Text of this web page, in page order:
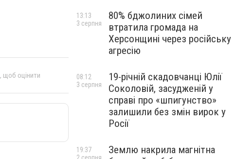
, щоб оцінити
80% бджолиних сімей
втратила громада на
Херсонщині через російську
агресію
13:13
3 серпня
19-річній скадовчанці Юлії
Соколовій, засудженій у
справі про «шпигунство»
залишили без змін вирок у
Росії
08:12
3 серпня
Землю накрила магнітна
19:37